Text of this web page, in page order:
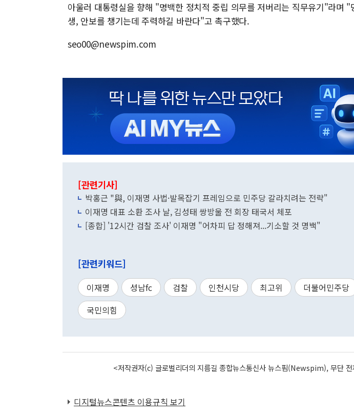
아울러 대통령실을 향해 "명백한 정치적 중립 의무를 저버리는 직무유기"라며 "
생, 안보를 챙기는데 주력하길 바란다"고 촉구했다.
seo00@newspim.com
[관련기사]
박홍근 "與, 이재명 사법·발목잡기 프레임으로 민주당 갈라치려는 전략"
이재명 대표 소환 조사 날, 김성태 쌍방울 전 회장 태국서 체포
[종합] '12시간 검찰 조사' 이재명 "어차피 답 정해져...기소할 것 명백"
[관련키워드]
이재명 성남fc 검찰 인천시당 최고위 더불어민주당
국민의힘
<저작권자(c) 글로벌리더의 지름길 종합뉴스통신사 뉴스핌(Newspim), 무단
디지털뉴스콘텐츠 이용규칙 보기